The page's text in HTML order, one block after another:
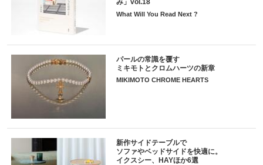
み」vol.18
What Will You Read Next ?
パールの常識を覆す
ミキモトとクロムハーツの新章
MIKIMOTO CHROME HEARTS
新作サイドテーブルで
ソファやベッドサイドを快適に。
イクスシー、HAYほか6選